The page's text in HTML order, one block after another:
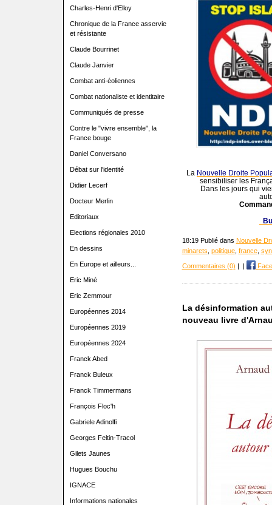
Charles-Henri d'Elloy
Chronique de la France asservie
et résistante
Claude Bourrinet
Claude Janvier
Combat anti-éoliennes
Combat nationaliste et identitaire
Communiqués de presse
Contre le "vivre ensemble", la
France bouge
Daniel Conversano
Débat sur l'identité
Didier Lecerf
Docteur Merlin
Editoriaux
Elections régionales 2010
En dessins
En Europe et ailleurs...
Eric Miné
Eric Zemmour
Européennes 2014
Européennes 2019
Européennes 2024
Franck Abed
Franck Buleux
Franck Timmermans
François Floc'h
Gabriele Adinolfi
Georges Feltin-Tracol
Gilets Jaunes
Hugues Bouchu
IGNACE
Informations nationales
La Nouvelle Droite
sensibiliser les
Dans les jours qui
18:19 Publié dans Nouvelle
minarets politique, france,
Commentaires (0)
La désinformation
nouveau livre